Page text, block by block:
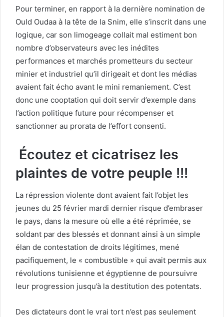
Pour terminer, en rapport à la dernière nomination de
Ould Oudaa à la tête de la Snim, elle s’inscrit dans une
logique, car son limogeage collait mal estiment bon
nombre d’observateurs avec les inédites
performances et marchés prometteurs du secteur
minier et industriel qu’il dirigeait et dont les médias
avaient fait écho avant le mini remaniement. C’est
donc une cooptation qui doit servir d’exemple dans
l’action politique future pour récompenser et
sanctionner au prorata de l’effort consenti.
Écoutez et cicatrisez les
plaintes de votre peuple !!!
La répression violente dont avaient fait l’objet les
jeunes du 25 février mardi dernier risque d’embraser
le pays, dans la mesure où elle a été réprimée, se
soldant par des blessés et donnant ainsi à un simple
élan de contestation de droits légitimes, mené
pacifiquement, le « combustible » qui avait permis aux
révolutions tunisienne et égyptienne de poursuivre
leur progression jusqu’à la destitution des potentats.
Des dictateurs dont le vrai tort n’est pas seulement